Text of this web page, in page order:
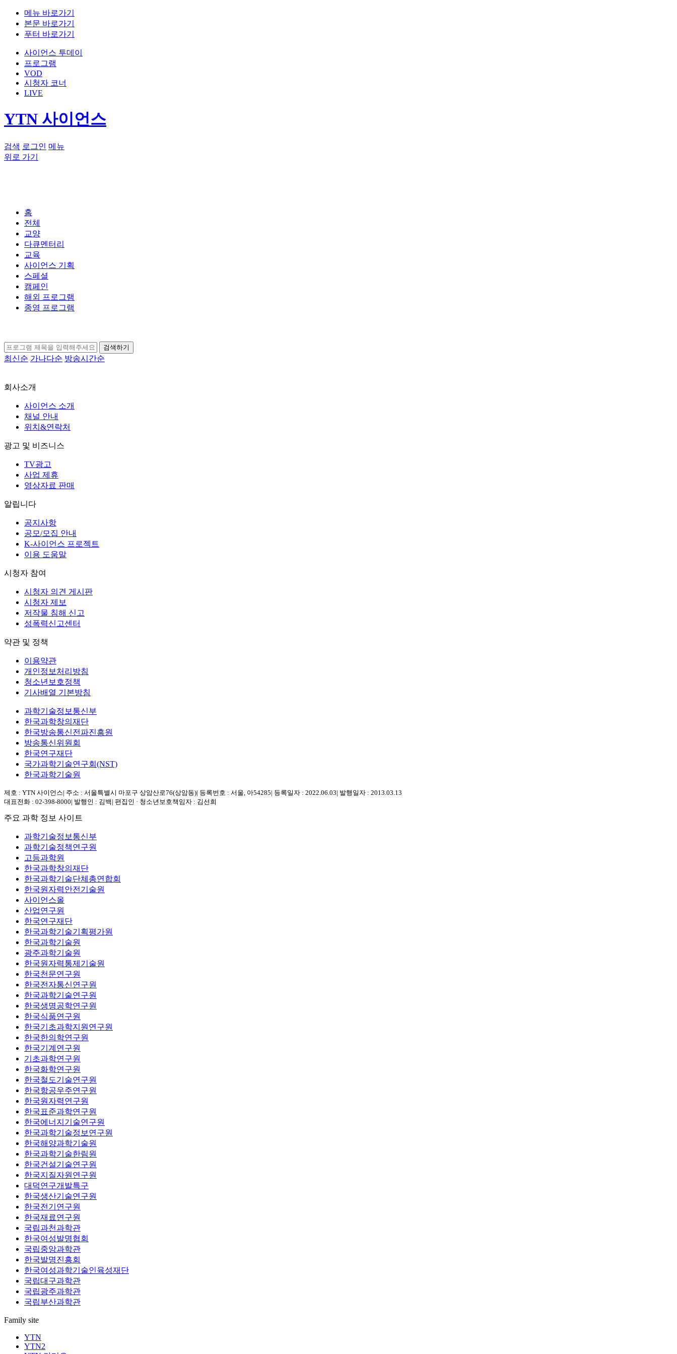
메뉴 바로가기
본문 바로가기
푸터 바로가기
사이언스 투데이
프로그램
VOD
시청자 코너
LIVE
YTN 사이언스
검색 로그인 메뉴
위로 가기
홈
전체
교양
다큐멘터리
교육
사이언스 기획
스페셜
캠페인
해외 프로그램
종영 프로그램
검색하기
최신순 가나다순 방송시간순
회사소개
사이언스 소개
채널 안내
위치&연락처
광고 및 비즈니스
TV광고
사업 제휴
영상자료 판매
알립니다
공지사항
공모/모집 안내
K-사이언스 프로젝트
이용 도움말
시청자 참여
시청자 의견 게시판
시청자 제보
저작물 침해 신고
성폭력신고센터
약관 및 정책
이용약관
개인정보처리방침
청소년보호정책
기사배열 기본방침
과학기술정보통신부
한국과학창의재단
한국방송통신전파진흥원
방송통신위원회
한국연구재단
국가과학기술연구회(NST)
한국과학기술원
제호 : YTN 사이언스| 주소 : 서울특별시 마포구 상암산로76(상암동)| 등록번호 : 서울, 아54285| 등록일자 : 2022.06.03| 발행일자 : 2013.03.13
대표전화 : 02-398-8000| 발행인 : 김백 | 편집인 · 청소년보호책임자 : 김선희
주요 과학 정보 사이트
과학기술정보통신부
과학기술정책연구원
고등과학원
한국과학창의재단
한국과학기술단체총연합회
한국원자력안전기술원
사이언스올
산업연구원
한국연구재단
한국과학기술기획평가원
한국과학기술원
광주과학기술원
한국원자력통제기술원
한국천문연구원
한국전자통신연구원
한국과학기술연구원
한국생명공학연구원
한국식품연구원
한국기초과학지원연구원
한국한의학연구원
한국기계연구원
기초과학연구원
한국화학연구원
한국철도기술연구원
한국항공우주연구원
한국원자력연구원
한국표준과학연구원
한국에너지기술연구원
한국과학기술정보연구원
한국해양과학기술원
한국과학기술한림원
한국건설기술연구원
한국지질자원연구원
대덕연구개발특구
한국생산기술연구원
한국전기연구원
한국재료연구원
국립과천과학관
한국여성발명협회
국립중앙과학관
한국발명진흥회
한국여성과학기술인육성재단
국립대구과학관
국립광주과학관
국립부산과학관
Family site
YTN
YTN2